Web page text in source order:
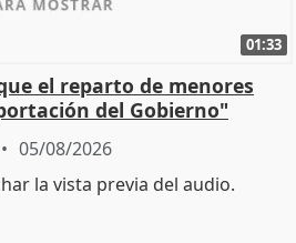
01:33
el reparto de menores
del Gobierno"
05/08/2026